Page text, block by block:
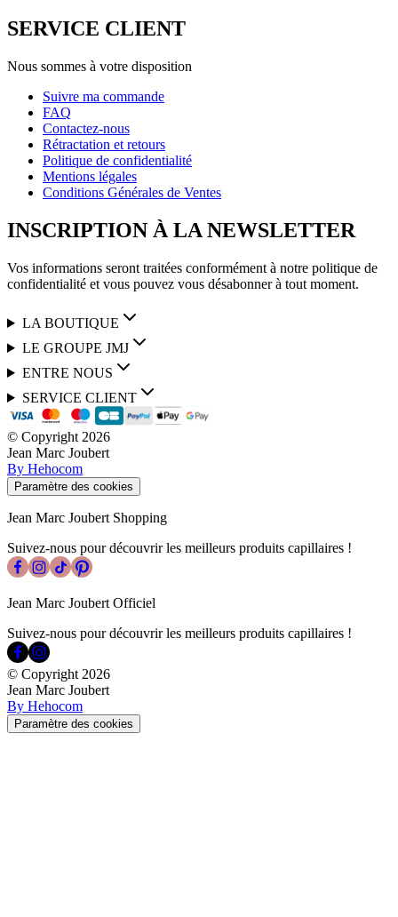
SERVICE CLIENT
Nous sommes à votre disposition
Suivre ma commande
FAQ
Contactez-nous
Rétractation et retours
Politique de confidentialité
Mentions légales
Conditions Générales de Ventes
INSCRIPTION À LA NEWSLETTER
Vos informations seront traitées conformément à notre politique de
confidentialité et vous pouvez vous désabonner à tout moment.
LA BOUTIQUE
LE GROUPE JMJ
ENTRE NOUS
SERVICE CLIENT
© Copyright 2026
Jean Marc Joubert
By Hehocom
Paramètre des cookies
Jean Marc Joubert Shopping
Suivez-nous pour découvrir les meilleurs produits capillaires !
Jean Marc Joubert Officiel
Suivez-nous pour découvrir les meilleurs produits capillaires !
© Copyright 2026
Jean Marc Joubert
By Hehocom
Paramètre des cookies